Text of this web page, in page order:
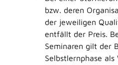
bzw. deren
der jeweiligen
entfällt der Preis.
Seminaren gilt der
Selbstlernphase